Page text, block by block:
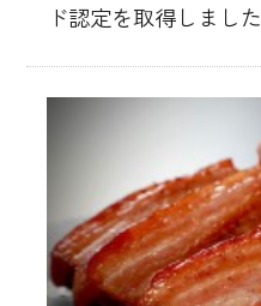
ド認定を取得しました